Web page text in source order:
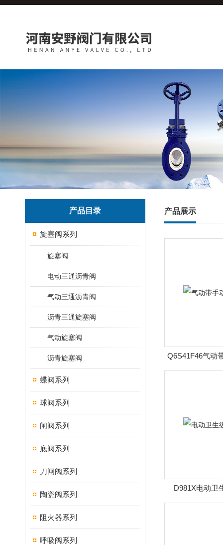
产品目录
旋塞阀系列
旋塞阀
电动三通沥青阀
气动三通沥青阀
沥青三通旋塞阀
气动旋塞阀
沥青旋塞阀
蝶阀系列
球阀系列
闸阀系列
底阀系列
刀闸阀系列
陶瓷阀系列
阻火器系列
呼吸阀系列
产品展示
Q6S41F46气动
D981X电动卫